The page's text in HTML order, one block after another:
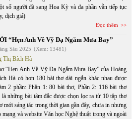
số người đã sang Hoa Kỳ và đa phần vẫn tiếp tục
dịch giả)
Đọc thêm
“Hẹn Anh Về Vỹ Dạ Ngắm Mưa Bay”
Sáu 2025 (Xem: 13481)
Thị Bích Hà
“Hẹn Anh Về Vỹ Dạ Ngắm Mưa Bay” của Hoàng
Hà có hơn 180 bài thơ dài ngắn khác nhau được
2 phần: Phần 1: 80 bài thơ, Phần 2: 116 bài thơ
những bài tâm đắc được chọn lọc ra từ 10 tập thơ
mới sáng tác trong thời gian gần đây, chưa in nhưng
mạng và website Văn học Nghệ thuật trong và ngoài